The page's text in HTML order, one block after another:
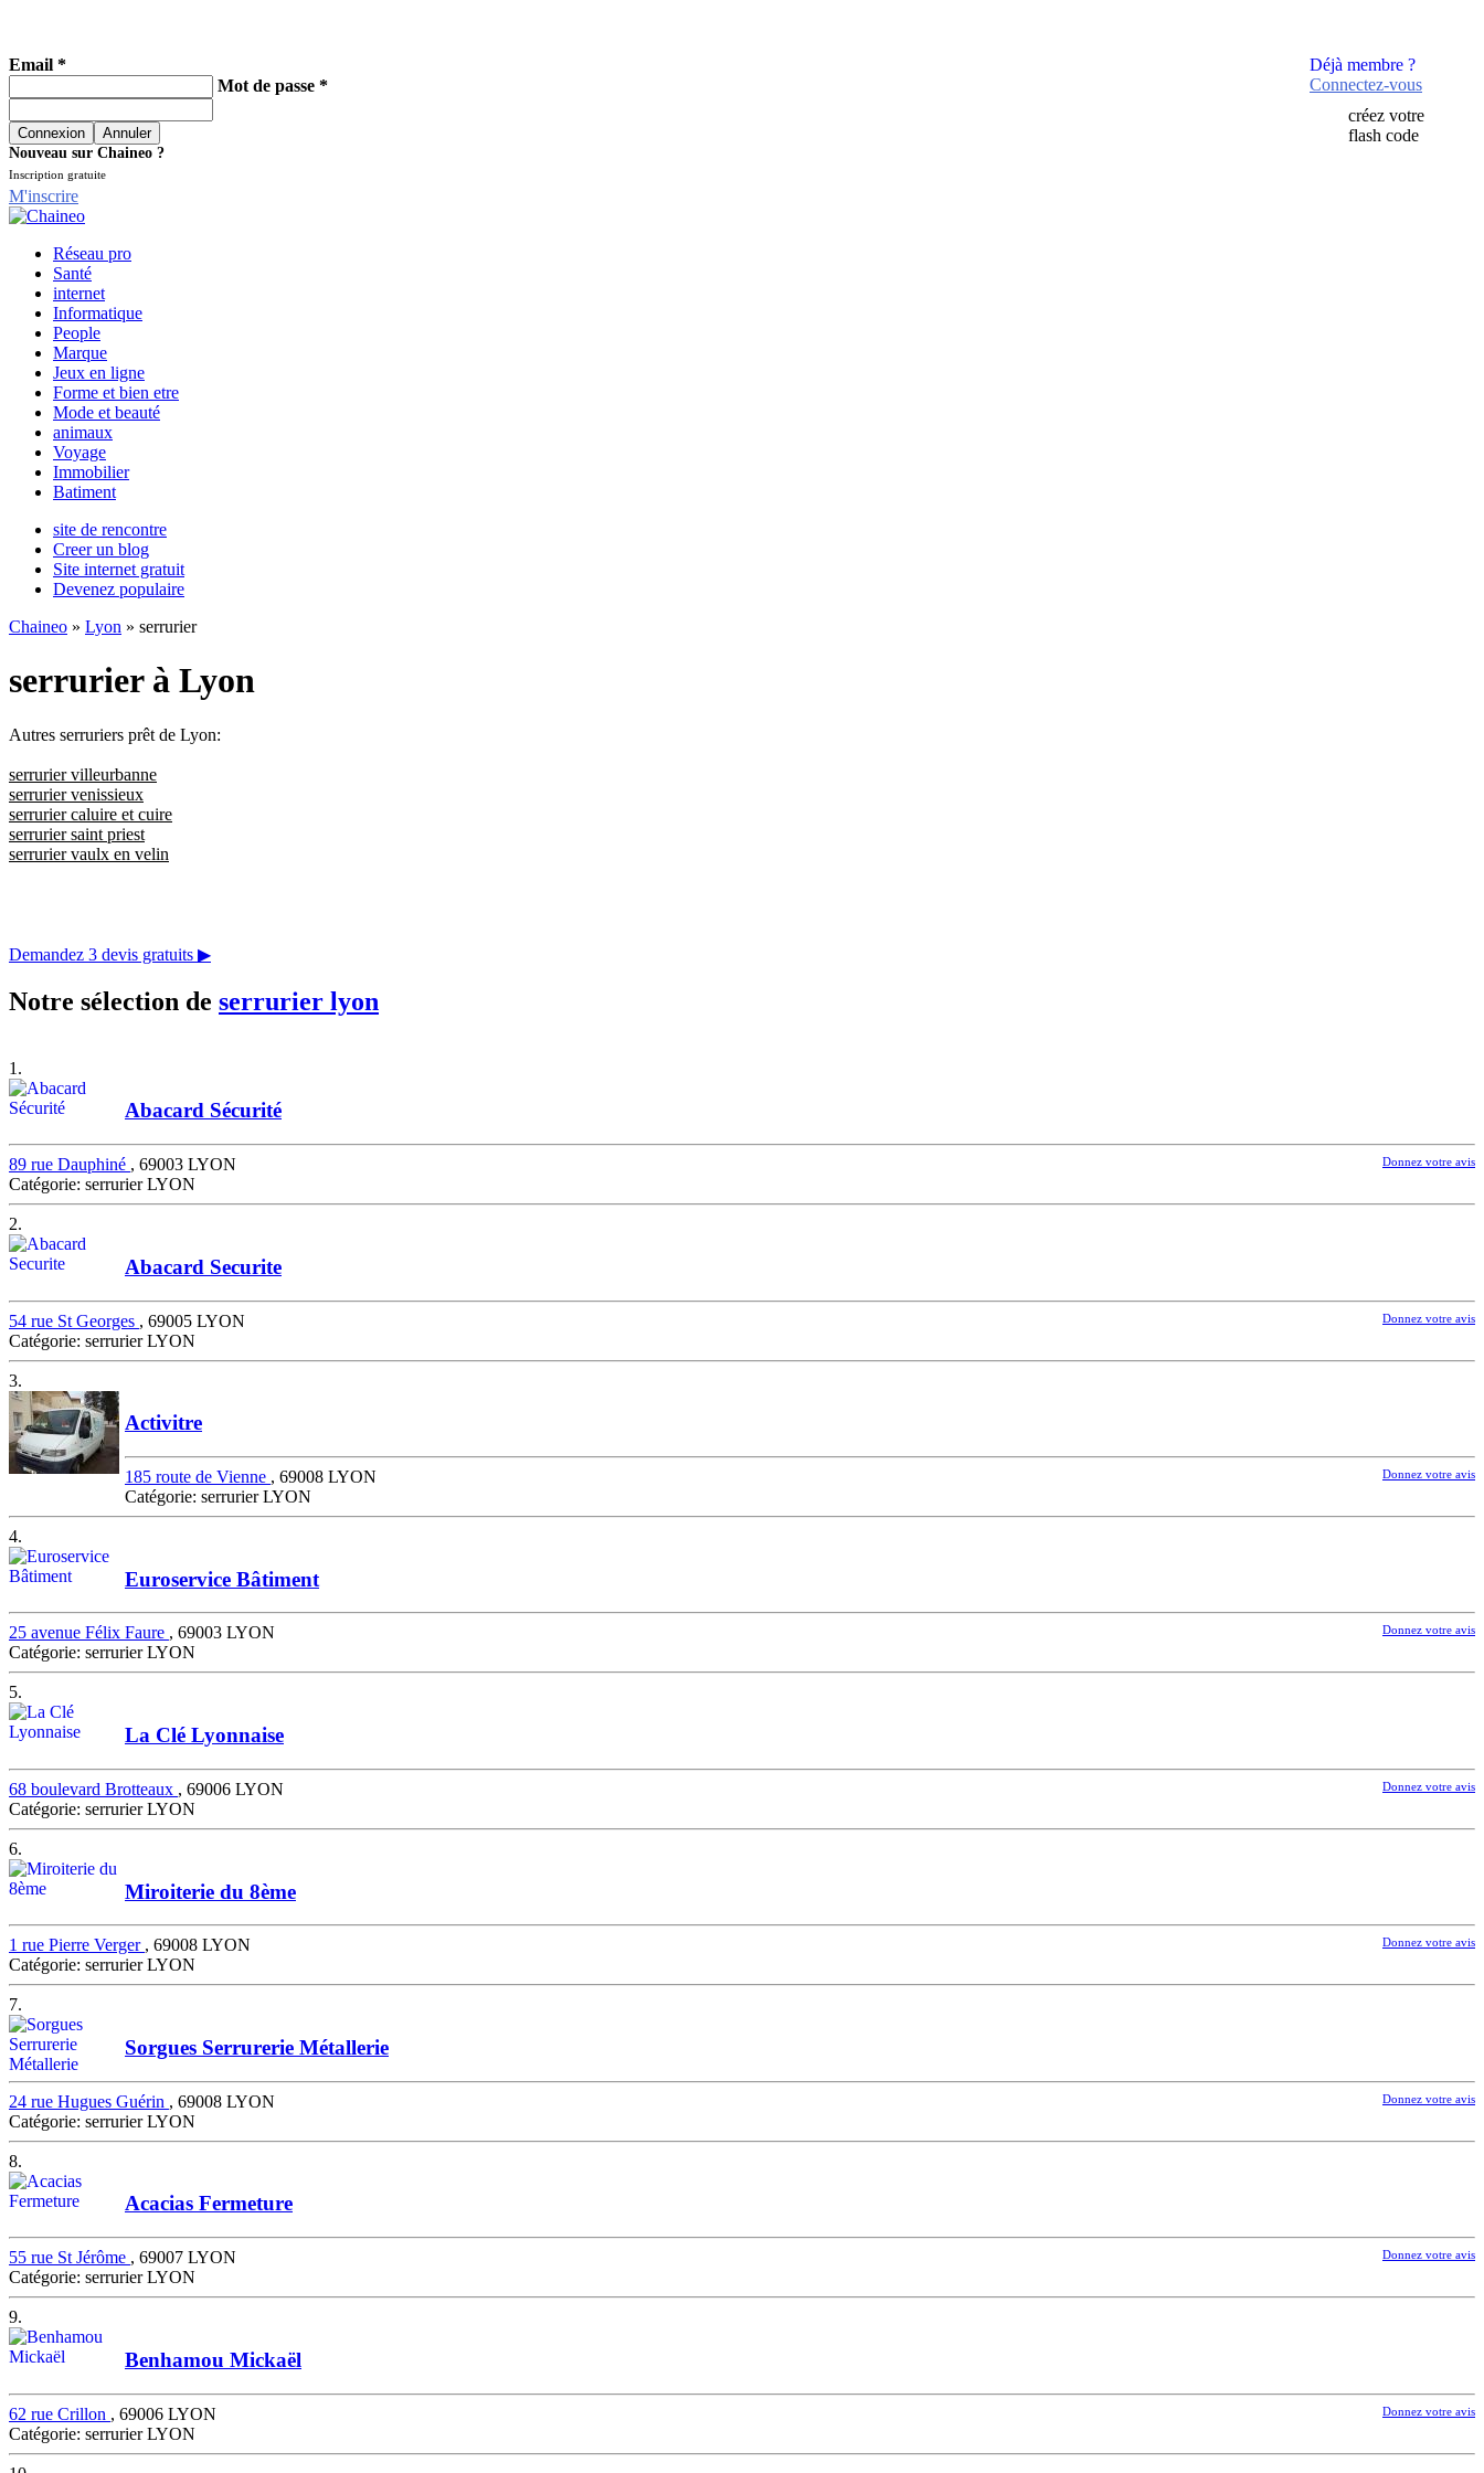
Déjà membre ?
Connectez-vous
créez votre
flash code
Email *
Mot de passe *
Nouveau sur Chaineo ?
Inscription gratuite
M'inscrire
Réseau pro
Santé
internet
Informatique
People
Marque
Jeux en ligne
Forme et bien etre
Mode et beauté
animaux
Voyage
Immobilier
Batiment
site de rencontre
Creer un blog
Site internet gratuit
Devenez populaire
Chaineo » Lyon » serrurier
serrurier à Lyon
Autres serruriers prêt de Lyon:
serrurier villeurbanne
serrurier venissieux
serrurier caluire et cuire
serrurier saint priest
serrurier vaulx en velin
Demandez 3 devis gratuits ▶
Notre sélection de serrurier lyon
1.
Abacard Sécurité
Donnez votre avis
89 rue Dauphiné , 69003 LYON
Catégorie: serrurier LYON
2.
Abacard Securite
Donnez votre avis
54 rue St Georges , 69005 LYON
Catégorie: serrurier LYON
3.
Activitre
Donnez votre avis
185 route de Vienne , 69008 LYON
Catégorie: serrurier LYON
4.
Euroservice Bâtiment
Donnez votre avis
25 avenue Félix Faure , 69003 LYON
Catégorie: serrurier LYON
5.
La Clé Lyonnaise
Donnez votre avis
68 boulevard Brotteaux , 69006 LYON
Catégorie: serrurier LYON
6.
Miroiterie du 8ème
Donnez votre avis
1 rue Pierre Verger , 69008 LYON
Catégorie: serrurier LYON
7.
Sorgues Serrurerie Métallerie
Donnez votre avis
24 rue Hugues Guérin , 69008 LYON
Catégorie: serrurier LYON
8.
Acacias Fermeture
Donnez votre avis
55 rue St Jérôme , 69007 LYON
Catégorie: serrurier LYON
9.
Benhamou Mickaël
Donnez votre avis
62 rue Crillon , 69006 LYON
Catégorie: serrurier LYON